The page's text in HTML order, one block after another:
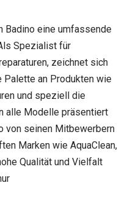
Badino eine umfassende
Spezialist für
zeichnet sich
Palette an Produkten wie
und speziell die
alle Modelle präsentiert
von seinen Mitbewerbern
Marken wie AquaClean,
Qualität und Vielfalt